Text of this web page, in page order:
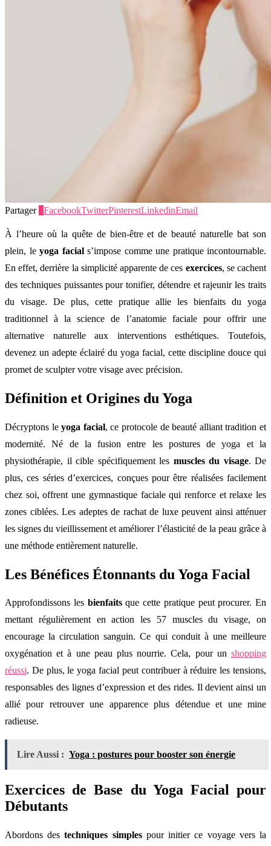
Partager FacebookTwitterPinterestLinkedinEmail
À l’heure où la quête de bien-être et de beauté naturelle bat son
plein, le yoga facials’impose comme une pratique incontournable.
En effet, derrière la simplicité apparente de ces exercices, se cachent
des techniques puissantes pour tonifier, détendre et rajeunir les traits
du visage. De plus, cette pratique allie les bienfaits du yoga
traditionnel à la science de l’anatomie faciale pour offrir une
alternative naturelle aux interventions esthétiques. Toutefois,
devenez un adepte éclairé du yoga facial, cette discipline douce qui
promet de sculpter votre visage avec précision.
Définition et Origines du Yoga
Décryptons leyoga facial, ce protocole de beauté alliant tradition et
modernité. Né de la fusion entre les postures de yoga et la
physiothérapie, il cible spécifiquement les muscles du visage. De
plus, ces séries d’exercices, conçues pour être réalisées facilement
chez soi, offrent une gymnastique faciale qui renforce et relaxe les
zones ciblées. Les adeptes de rachat de luxe peuvent ainsi atténuer
les signes du vieillissement et améliorer l’élasticité de la peau grâce à
une méthode entièrement naturelle.
Les Bénéfices Étonnants du Yoga Facial
Approfondissons les bienfaitsque cette pratique peut procurer. En
mettant régulièrement en action les 57 muscles du visage, on
encourage la circulation sanguin. Ce qui conduit à une meilleure
oxygénation et à une peau plus nourrie. Cela, pour un shopping
réussi. De plus, le yoga facial peut contribuer à réduire les tensions,
responsables des lignes d’expression et des rides. Il devient ainsi un
allié pour retrouver une apparence plus détendue et une mine
radieuse.
Lire Aussi : Yoga : postures pour booster son énergie
Exercices de Base du Yoga Facial pour
Débutants
Abordons destechniques simplespour initier ce voyage vers la